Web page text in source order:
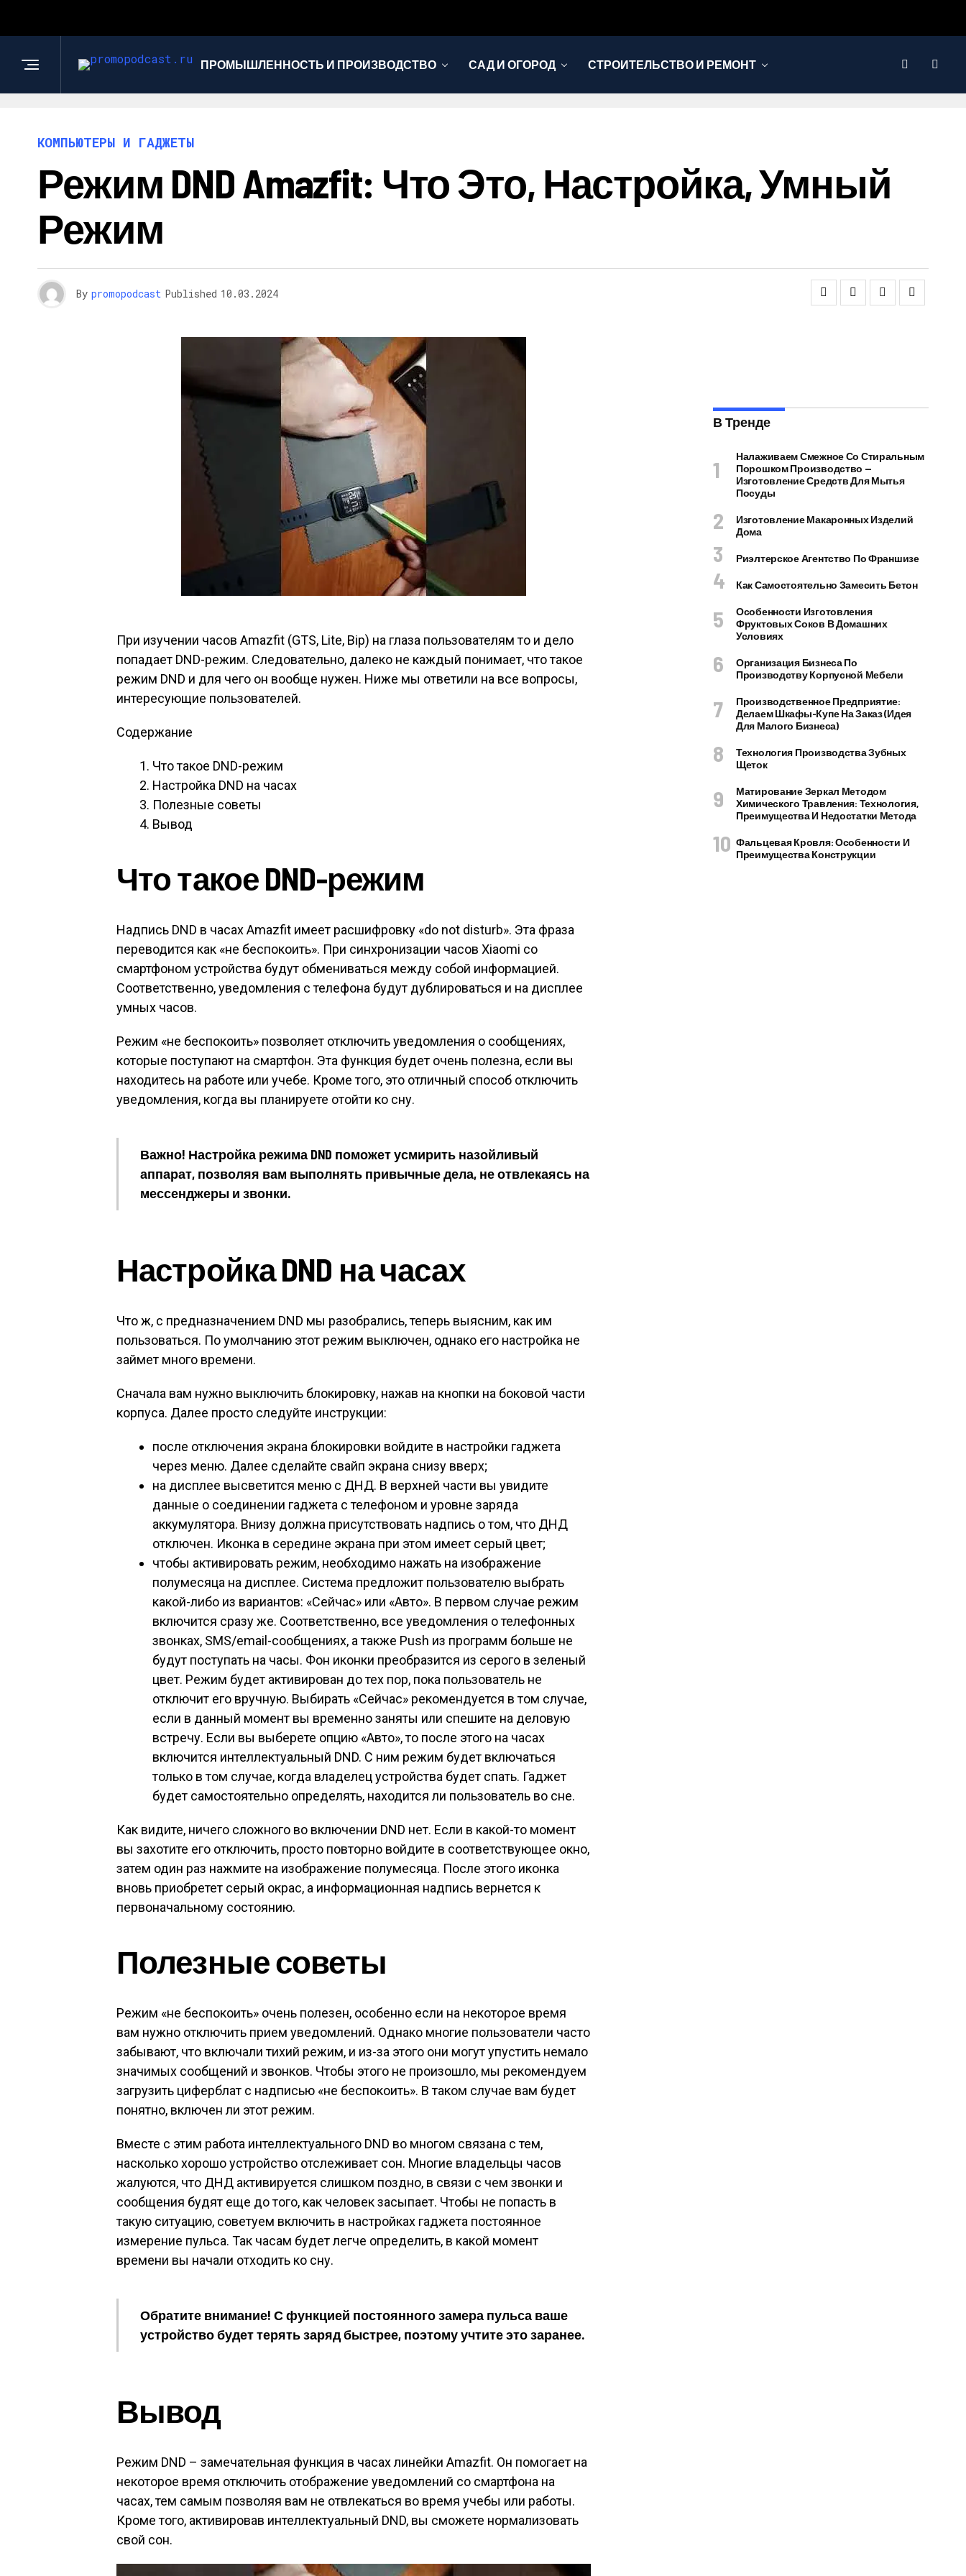
ПРОМЫШЛЕННОСТЬ И ПРОИЗВОДСТВО САД И ОГОРОД СТРОИТЕЛЬСТВО И РЕМОНТ
КОМПЬЮТЕРЫ И ГАДЖЕТЫ
Режим DND Amazfit: Что Это, Настройка, Умный
Режим
By promopodcast Published 10.03.2024
При изучении часов Amazfit (GTS, Lite, Bip) на глаза пользователям то и дело
попадает DND-режим. Следовательно, далеко не каждый понимает, что такое
режим DND и для чего он вообще нужен. Ниже мы ответили на все вопросы,
интересующие пользователей.
Содержание
Что такое DND-режим
Настройка DND на часах
Полезные советы
Вывод
Что такое DND-режим
Надпись DND в часах Amazfit имеет расшифровку «do not disturb». Эта фраза
переводится как «не беспокоить». При синхронизации часов Xiaomi со
смартфоном устройства будут обмениваться между собой информацией.
Соответственно, уведомления с телефона будут дублироваться и на дисплее
умных часов.
Режим «не беспокоить» позволяет отключить уведомления о сообщениях,
которые поступают на смартфон. Эта функция будет очень полезна, если вы
находитесь на работе или учебе. Кроме того, это отличный способ отключить
уведомления, когда вы планируете отойти ко сну.
Важно! Настройка режима DND поможет усмирить назойливый
аппарат, позволяя вам выполнять привычные дела, не отвлекаясь на
мессенджеры и звонки.
Настройка DND на часах
Что ж, с предназначением DND мы разобрались, теперь выясним, как им
пользоваться. По умолчанию этот режим выключен, однако его настройка не
займет много времени.
Сначала вам нужно выключить блокировку, нажав на кнопки на боковой части
корпуса. Далее просто следуйте инструкции:
после отключения экрана блокировки войдите в настройки гаджета
через меню. Далее сделайте свайп экрана снизу вверх;
на дисплее высветится меню с ДНД. В верхней части вы увидите
данные о соединении гаджета с телефоном и уровне заряда
аккумулятора. Внизу должна присутствовать надпись о том, что ДНД
отключен. Иконка в середине экрана при этом имеет серый цвет;
чтобы активировать режим, необходимо нажать на изображение
полумесяца на дисплее. Система предложит пользователю выбрать
какой-либо из вариантов: «Сейчас» или «Авто». В первом случае режим
включится сразу же. Соответственно, все уведомления о телефонных
звонках, SMS/email-сообщениях, а также Push из программ больше не
будут поступать на часы. Фон иконки преобразится из серого в зеленый
цвет. Режим будет активирован до тех пор, пока пользователь не
отключит его вручную. Выбирать «Сейчас» рекомендуется в том случае,
если в данный момент вы временно заняты или спешите на деловую
встречу. Если вы выберете опцию «Авто», то после этого на часах
включится интеллектуальный DND. С ним режим будет включаться
только в том случае, когда владелец устройства будет спать. Гаджет
будет самостоятельно определять, находится ли пользователь во сне.
Как видите, ничего сложного во включении DND нет. Если в какой-то момент
вы захотите его отключить, просто повторно войдите в соответствующее окно,
затем один раз нажмите на изображение полумесяца. После этого иконка
вновь приобретет серый окрас, а информационная надпись вернется к
первоначальному состоянию.
Полезные советы
Режим «не беспокоить» очень полезен, особенно если на некоторое время
вам нужно отключить прием уведомлений. Однако многие пользователи часто
забывают, что включали тихий режим, и из-за этого они могут упустить немало
значимых сообщений и звонков. Чтобы этого не произошло, мы рекомендуем
загрузить циферблат с надписью «не беспокоить». В таком случае вам будет
понятно, включен ли этот режим.
Вместе с этим работа интеллектуального DND во многом связана с тем,
насколько хорошо устройство отслеживает сон. Многие владельцы часов
жалуются, что ДНД активируется слишком поздно, в связи с чем звонки и
сообщения будят еще до того, как человек засыпает. Чтобы не попасть в
такую ситуацию, советуем включить в настройках гаджета постоянное
измерение пульса. Так часам будет легче определить, в какой момент
времени вы начали отходить ко сну.
Обратите внимание! С функцией постоянного замера пульса ваше
устройство будет терять заряд быстрее, поэтому учтите это заранее.
Вывод
Режим DND – замечательная функция в часах линейки Amazfit. Он помогает на
некоторое время отключить отображение уведомлений со смартфона на
часах, тем самым позволяя вам не отвлекаться во время учебы или работы.
Кроме того, активировав интеллектуальный DND, вы сможете нормализовать
свой сон.
В Тренде
Налаживаем Смежное Со Стиральным
Порошком Производство —
Изготовление Средств Для Мытья
Посуды
Изготовление Макаронных Изделий
Дома
Риэлтерское Агентство По Франшизе
Как Самостоятельно Замесить Бетон
Особенности Изготовления
Фруктовых Соков В Домашних
Условиях
Организация Бизнеса По
Производству Корпусной Мебели
Производственное Предприятие:
Делаем Шкафы-Купе На Заказ (идея
Для Малого Бизнеса)
Технология Производства Зубных
Щеток
Матирование Зеркал Методом
Химического Травления: Технология,
Преимущества И Недостатки Метода
Фальцевая Кровля: Особенности И
Преимущества Конструкции